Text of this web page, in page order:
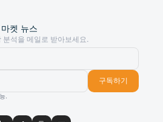
켓 뉴스
석을 메일로 받아보세요.
구독하기
.